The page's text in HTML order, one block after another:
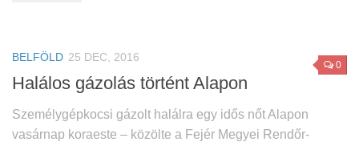
0
BELFÖLD 25 DEC, 2016
Halálos gázolás történt Alapon
Személygépkocsi gázolt halálra egy idős nőt Alapon
vasárnap koraeste – közölte a Fejér Megyei Rendőr-